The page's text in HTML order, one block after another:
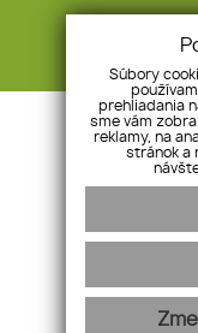
Úvod
O nás
Kontakt
Súbory
prehliadania
sme vám
reklamy, na
stránok a